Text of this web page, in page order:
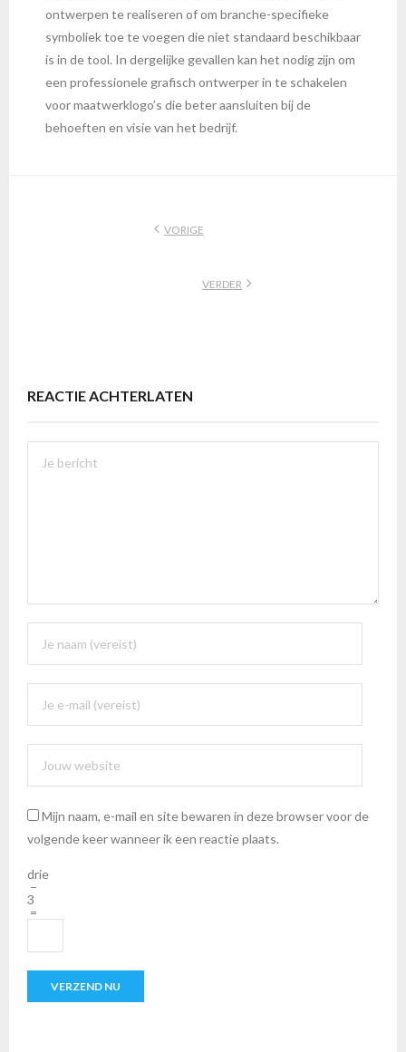
ontwerpen te realiseren of om branche-specifieke
symboliek toe te voegen die niet standaard beschikbaar
is in de tool. In dergelijke gevallen kan het nodig zijn om
een professionele grafisch ontwerper in te schakelen
voor maatwerklogo’s die beter aansluiten bij de
behoeften en visie van het bedrijf.
VORIGE
VERDER
REACTIE ACHTERLATEN
Mijn naam, e-mail en site bewaren in deze browser voor de
volgende keer wanneer ik een reactie plaats.
drie
−
3
=